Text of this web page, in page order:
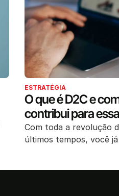
ESTRATÉGIA
O que é D2C e
contribui para
Com toda a revolução
últimos tempos, você